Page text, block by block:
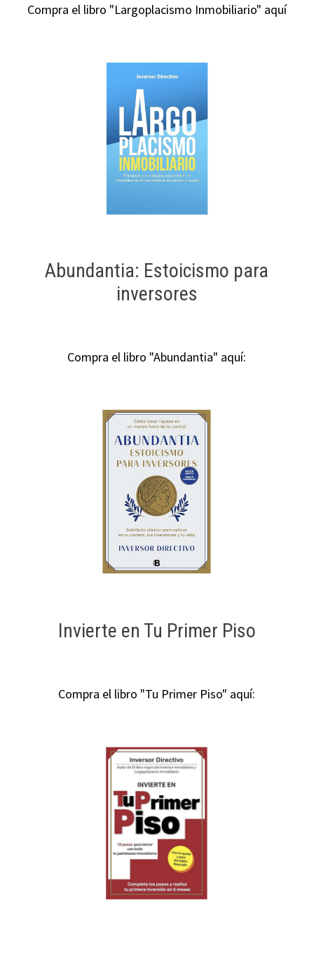
Compra el libro "Largoplacismo Inmobiliario" aquí
Abundantia: Estoicismo para
inversores
Compra el libro "Abundantia" aquí:
Invierte en Tu Primer Piso
Compra el libro "Tu Primer Piso" aquí: